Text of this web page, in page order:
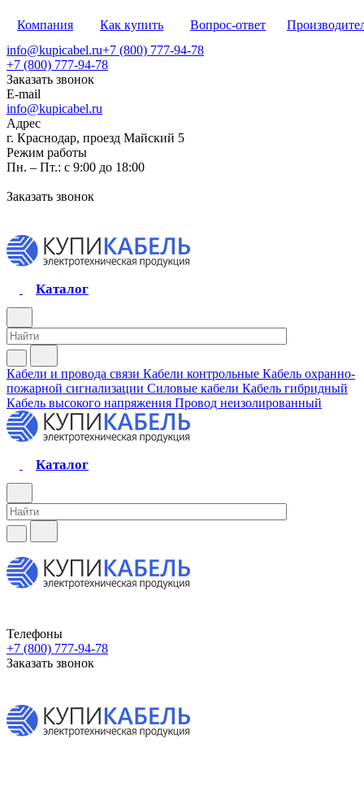
Компания Как купить Вопрос-ответ
info@kupicabel.ru+7 (800) 777-94-78
+7 (800) 777-94-78
Заказать звонок
E-mail
info@kupicabel.ru
Адрес
г. Краснодар, проезд Майский 5
Режим работы
Пн. – Пт.: с 9:00 до 18:00
Заказать звонок
Каталог
Кабели и провода связи Кабели контрольные Кабель охранно-
пожарной сигнализации Силовые кабели Кабель гибридный
Кабель высокого напряжения Провод неизолированный
Каталог
Телефоны
+7 (800) 777-94-78
Заказать звонок